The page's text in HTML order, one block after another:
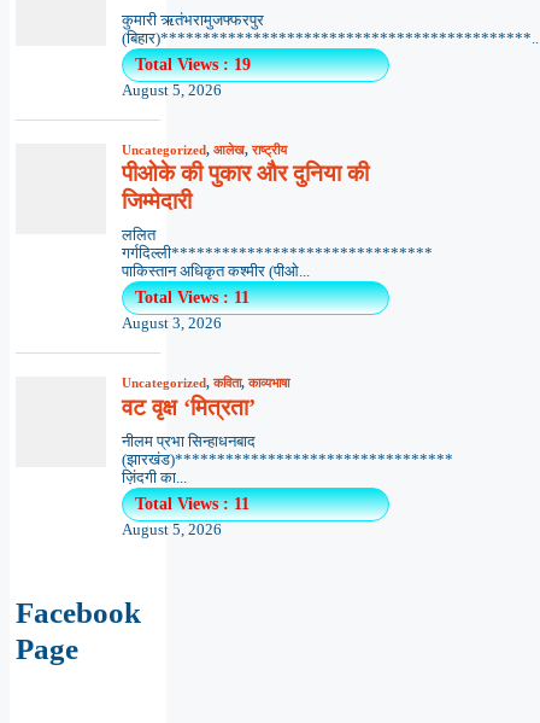
कुमारी ऋतंभरामुजफ्फरपुर
Total Views : 19
August 5, 2026
Uncategorized, आलेख,राष्ट्रीय
पीओके की पुकार और दुनिया की
जिम्मेदारी
ललित
गर्गदिल्ली*******************************
पाकिस्तान अधिकृत कश्मीर (पीओ...
Total Views : 11
August 3, 2026
Uncategorized,कविता,काव्यभाषा
वट वृक्ष ‘मित्रता’
नीलम प्रभा सिन्हाधनबाद
(झारखंड)*********************************
ज़िंदगी का...
Total Views : 11
August 5, 2026
Facebook
Page